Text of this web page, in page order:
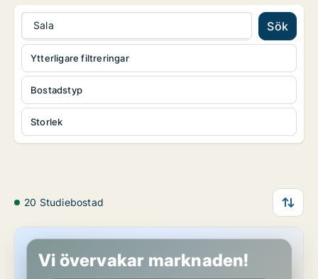
Sala Sök
Bostadstyp
Storlek
Ytterligare filtreringar
20 Studiebostad
Hus i Sala
Vi övervakar marknaden!